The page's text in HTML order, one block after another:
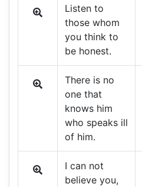
Listen to
those whom
you think to
be honest.
There is no
one that
knows him
who speaks ill
of him.
I can not
believe you,